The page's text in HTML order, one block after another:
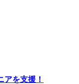
アを支援！